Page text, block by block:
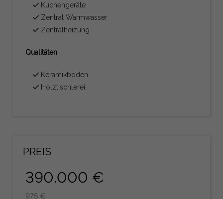
Küchengeräte
Zentral Warmwasser
Zentralheizung
Qualitäten
Keramikböden
Holztischlerei
PREIS
390.000 €
975 €